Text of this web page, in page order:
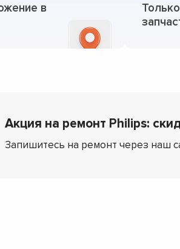
в
Акция на ремонт Philips:
Запишитесь на ремонт через наш